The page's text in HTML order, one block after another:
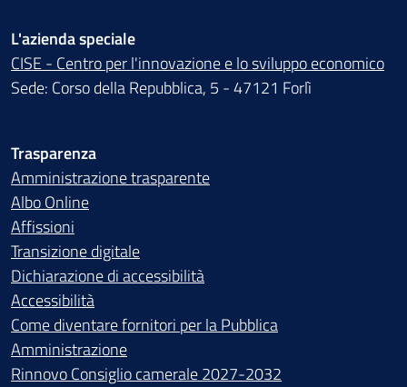
L'azienda speciale
CISE - Centro per l'innovazione e lo sviluppo economico
Sede: Corso della Repubblica, 5 - 47121 Forlì
Trasparenza
Amministrazione trasparente
Albo Online
Affissioni
Transizione digitale
Dichiarazione di accessibilità
Accessibilità
Come diventare fornitori per la Pubblica
Amministrazione
Rinnovo Consiglio camerale 2027-2032